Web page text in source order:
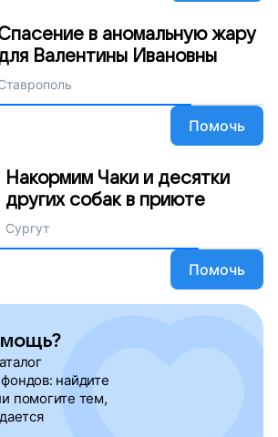
в аномальную жару
Валентины Ивановны
Помочь
Накормим Чаки и десятки
других собак в приюте
Сургут
Помочь
найдите
помогите тем,